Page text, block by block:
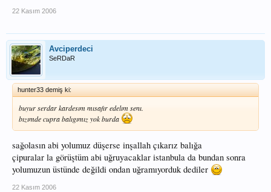
22 Kasım 2006
Avciperdeci
SeRDaR
hunter33 demiş ki:
buyur serdar kardesım mısafır edelım senı.
bızımde cupra balıgımız yok burda
sağolasın abi yolumuz düşerse inşallah çıkarız balığa
çipuralar la görüştüm abi uğruyacaklar istanbula da bundan sonra
yolumuzun üstünde değildi ondan uğramıyorduk dediler
22 Kasım 2006